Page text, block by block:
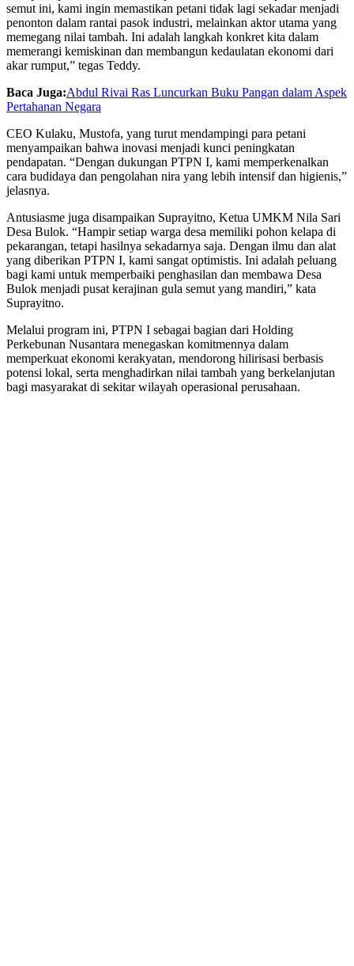
semut ini, kami ingin memastikan petani tidak lagi sekadar menjadi
penonton dalam rantai pasok industri, melainkan aktor utama yang
memegang nilai tambah. Ini adalah langkah konkret kita dalam
memerangi kemiskinan dan membangun kedaulatan ekonomi dari
akar rumput,” tegas Teddy.
Baca Juga:Abdul Rivai Ras Luncurkan Buku Pangan dalam Aspek
Pertahanan Negara
CEO Kulaku, Mustofa, yang turut mendampingi para petani
menyampaikan bahwa inovasi menjadi kunci peningkatan
pendapatan. “Dengan dukungan PTPN I, kami memperkenalkan
cara budidaya dan pengolahan nira yang lebih intensif dan higienis,”
jelasnya.
Antusiasme juga disampaikan Suprayitno, Ketua UMKM Nila Sari
Desa Bulok. “Hampir setiap warga desa memiliki pohon kelapa di
pekarangan, tetapi hasilnya sekadarnya saja. Dengan ilmu dan alat
yang diberikan PTPN I, kami sangat optimistis. Ini adalah peluang
bagi kami untuk memperbaiki penghasilan dan membawa Desa
Bulok menjadi pusat kerajinan gula semut yang mandiri,” kata
Suprayitno.
Melalui program ini, PTPN I sebagai bagian dari Holding
Perkebunan Nusantara menegaskan komitmennya dalam
memperkuat ekonomi kerakyatan, mendorong hilirisasi berbasis
potensi lokal, serta menghadirkan nilai tambah yang berkelanjutan
bagi masyarakat di sekitar wilayah operasional perusahaan.